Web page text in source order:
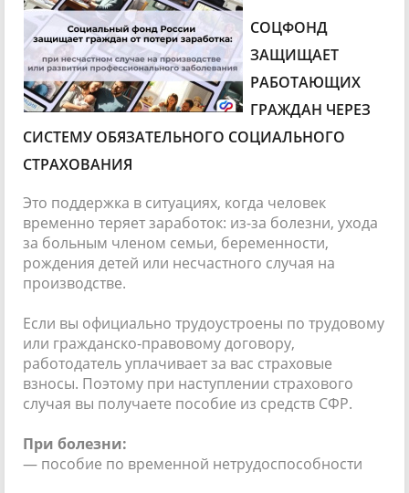
СОЦФОНД
ЗАЩИЩАЕТ
РАБОТАЮЩИХ
ГРАЖДАН ЧЕРЕЗ
СИСТЕМУ ОБЯЗАТЕЛЬНОГО СОЦИАЛЬНОГО
СТРАХОВАНИЯ
Это поддержка в ситуациях, когда человек
временно теряет заработок: из-за болезни, ухода
за больным членом семьи, беременности,
рождения детей или несчастного случая на
производстве.
Если вы официально трудоустроены по трудовому
или гражданско-правовому договору,
работодатель уплачивает за вас страховые
взносы. Поэтому при наступлении страхового
случая вы получаете пособие из средств СФР.
При болезни:
— пособие по временной нетрудоспособности